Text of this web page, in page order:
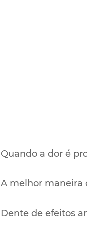
Quando a dor é
A melhor maneira
Dente de efeitos